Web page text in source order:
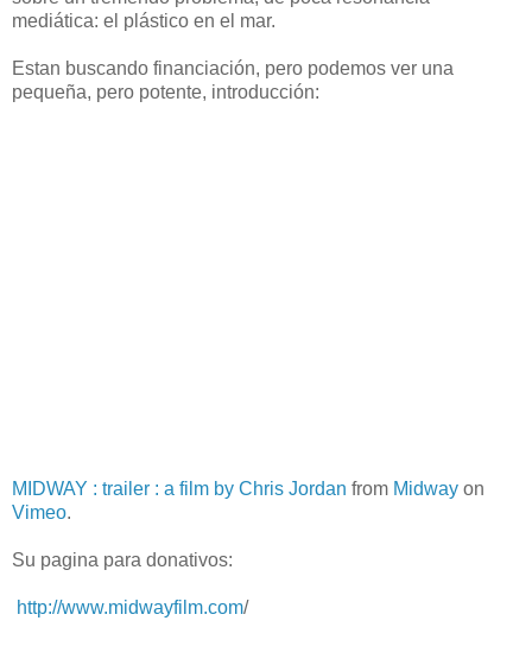
mediática: el plástico en el mar.
Estan buscando financiación, pero podemos ver una
pequeña, pero potente, introducción:
MIDWAY : trailer : a film by Chris Jordan from Midway on
Vimeo.
Su pagina para donativos:
http://www.midwayfilm.com/